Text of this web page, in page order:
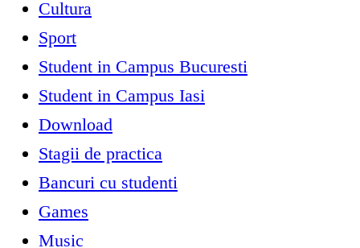
Cultura
Sport
Student in Campus Bucuresti
Student in Campus Iasi
Download
Stagii de practica
Bancuri cu studenti
Games
Music